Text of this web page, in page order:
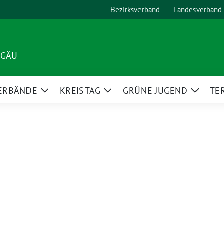
Bezirksverband Landesverband
ZeigeKREISTAG
ZeigeGRÜNE JUGEND
Zeige